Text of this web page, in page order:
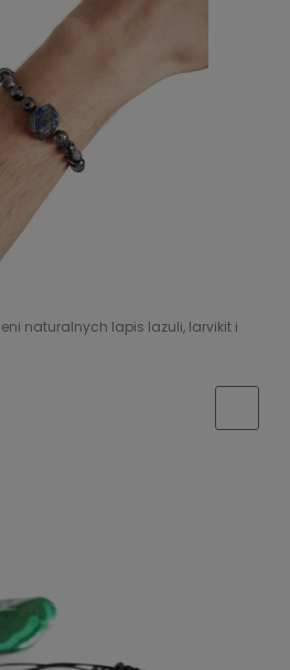
naturalnych lapis lazuli, larvikit i